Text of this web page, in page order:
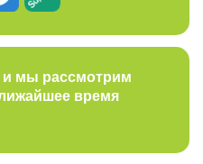
и мы рассмотрим
время